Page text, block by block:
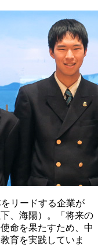
リードする企業が
、海陽）。「将来の
命を果たすため、中
育を実践していま